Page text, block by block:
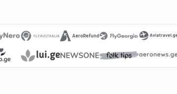
ამინდი ვანი
ამინდი მახინჯაური
ამინდი გარდაბანი